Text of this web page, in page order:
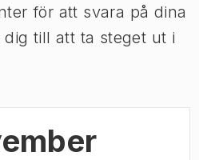
för att svara på dina
till att ta steget ut i